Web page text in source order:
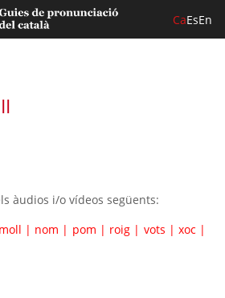
CaEsEn
àudios i/o vídeos següents:
moll | nom | pom | roig | vots | xoc |